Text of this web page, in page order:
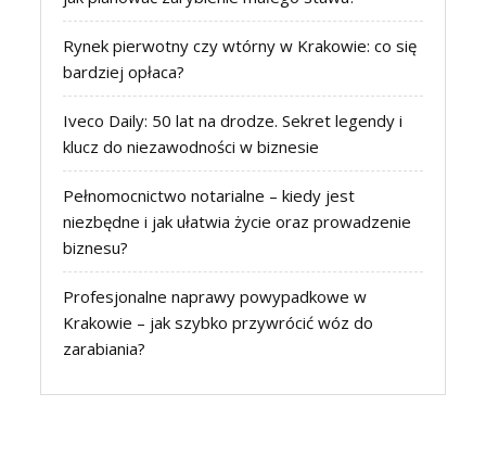
Rynek pierwotny czy wtórny w Krakowie: co się
bardziej opłaca?
Iveco Daily: 50 lat na drodze. Sekret legendy i
klucz do niezawodności w biznesie
Pełnomocnictwo notarialne – kiedy jest
niezbędne i jak ułatwia życie oraz prowadzenie
biznesu?
Profesjonalne naprawy powypadkowe w
Krakowie – jak szybko przywrócić wóz do
zarabiania?